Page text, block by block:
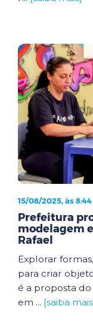
15/08/2025, às 8:44
Prefeitura
modelagem
Rafael
Explorar
para criar
é a proposta
em ... [saiba